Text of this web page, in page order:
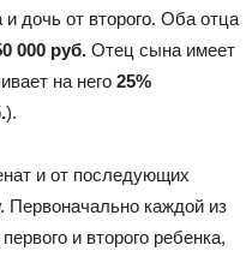
дочь от второго. Оба отца
000 руб. Отец сына имеет
на него 25%
).
и от последующих
каждой из
первого и второго ребенка,